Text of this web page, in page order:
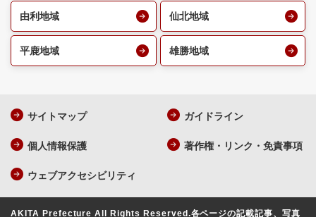
由利地域 仙北地域
平鹿地域 雄勝地域
サイトマップ ガイドライン
個人情報保護 著作権・リンク・免責事項
ウェブアクセシビリティ
AKITA Prefecture All Rights Reserved.各ページの記載記事、写真